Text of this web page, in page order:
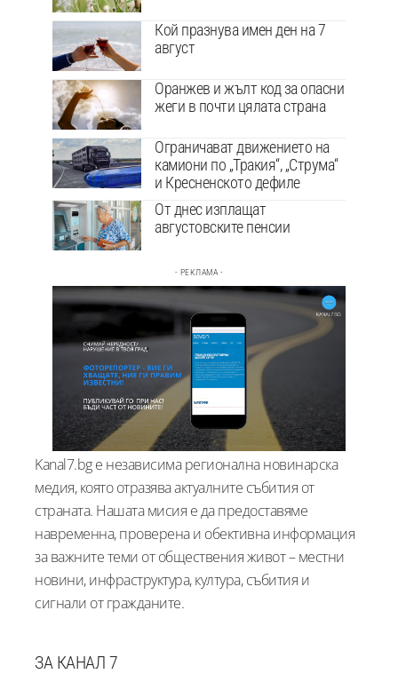
Кой празнува имен ден на 7
август
Оранжев и жълт код за опасни
жеги в почти цялата страна
Ограничават движението на
камиони по „Тракия“, „Струма“
и Кресненското дефиле
От днес изплащат
августовските пенсии
- РЕКЛАМА -
Kanal7.bg е независима регионална новинарска
медия, която отразява актуалните събития от
страната. Нашата мисия е да предоставяме
навременна, проверена и обективна информация
за важните теми от обществения живот – местни
новини, инфраструктура, култура, събития и
сигнали от гражданите.
ЗА КАНАЛ 7